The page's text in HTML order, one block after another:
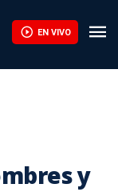
EN VIVO
y